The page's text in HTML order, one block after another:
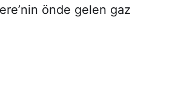
önde gelen gaz